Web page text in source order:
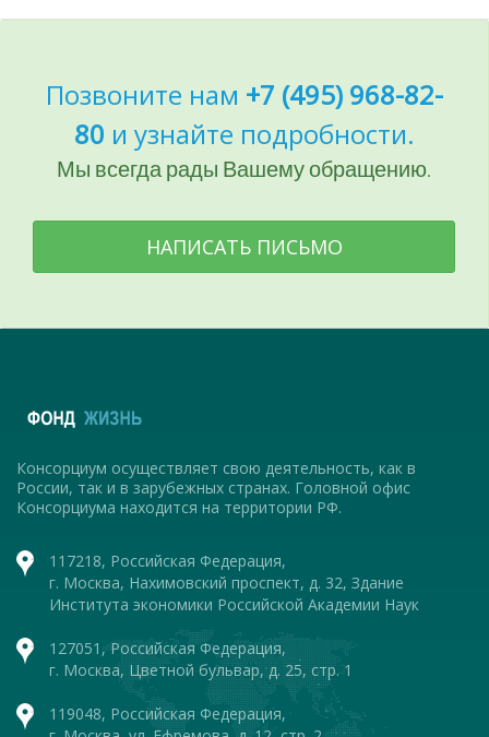
Позвоните нам +7 (495) 968-82-
80 и узнайте подробности.
Мы всегда рады Вашему обращению.
НАПИСАТЬ ПИСЬМО
Консорциум осуществляет свою деятельность, как в
России, так и в зарубежных странах. Головной офис
Консорциума находится на территории РФ.
117218, Российская Федерация,
г. Москва, Нахимовский проспект, д. 32, Здание
Института экономики Российской Академии Наук
127051, Российская Федерация,
г. Москва, Цветной бульвар, д. 25, стр. 1
119048, Российская Федерация,